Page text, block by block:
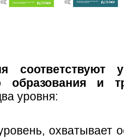
соответствуют
образования
уровня:
охватывает